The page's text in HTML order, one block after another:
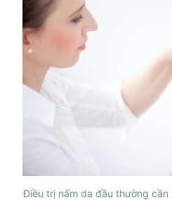
Điều trị nấm da đầu thường